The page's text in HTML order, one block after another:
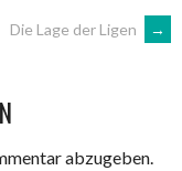
Die Lage der Ligen →
abzugeben.